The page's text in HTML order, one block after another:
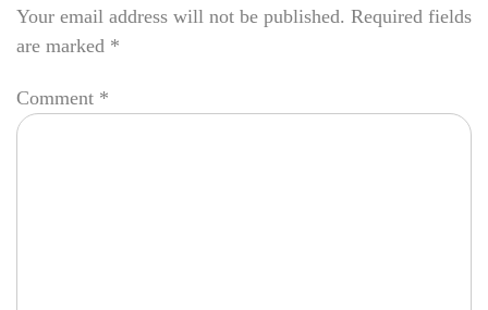
Your email address will not be published. Required fields
are marked *
Comment *